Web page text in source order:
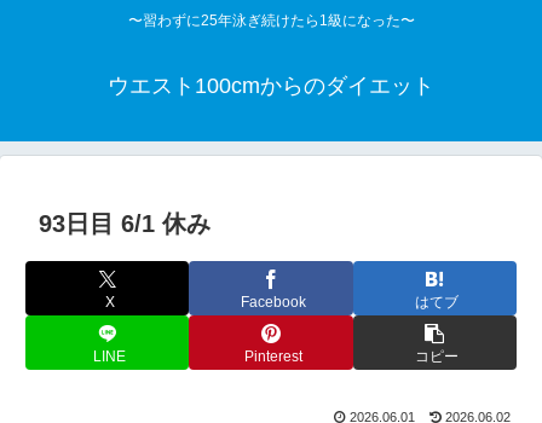
〜習わずに25年泳ぎ続けたら1級になった〜
ウエスト100cmからのダイエット
93日目 6/1 休み
X Facebook はてブ
LINE Pinterest コピー
2026.06.01 2026.06.02